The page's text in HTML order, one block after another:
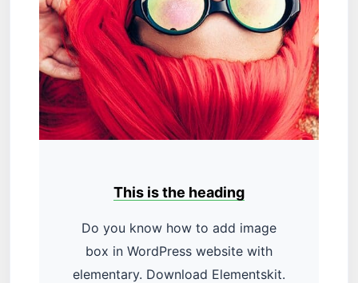
This is the heading
Do you know how to add image
box in WordPress website with
elementary. Download Elementskit.